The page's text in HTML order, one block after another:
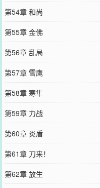
第54章 和尚
第55章 金佛
第56章 乱局
第57章 雪鹰
第58章 寒隼
第59章 力战
第60章 炎盾
第61章 刀来！
第62章 放生